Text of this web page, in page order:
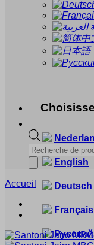
English
Deutsch
Français
Русский
Recherche
de
produits
Accueil